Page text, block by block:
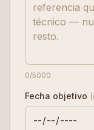
0/5000
Fecha objetivo